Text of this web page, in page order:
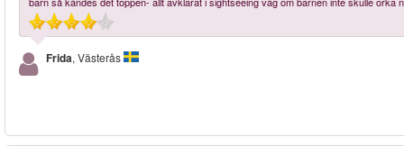
Frida, Västerås